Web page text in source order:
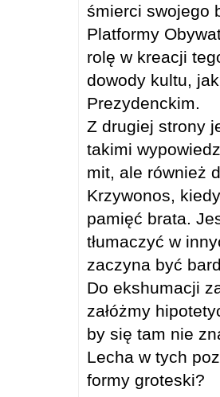
śmierci swojego
Platformy
rolę w kreacji
dowody kultu,
Prezydenckim.
Z drugiej strony
takimi
mit, ale również
Krzywonos,
pamięć brata.
tłumaczyć w
zaczyna być
Do ekshumacji
załóżmy
by się tam nie
Lecha w tych
formy groteski?